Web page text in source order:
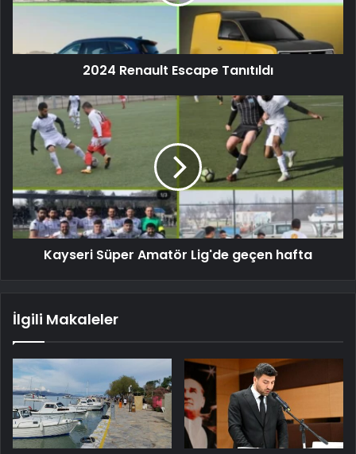
2024 Renault Escape Tanıtıldı
Kayseri Süper Amatör Lig'de geçen hafta
İlgili Makaleler